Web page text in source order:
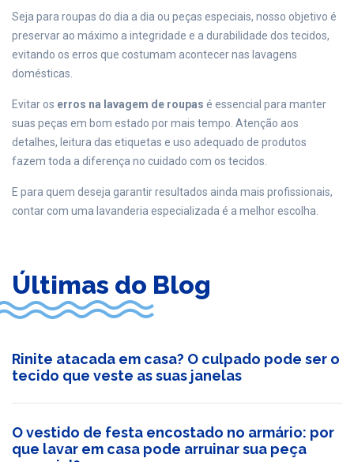
Seja para roupas do dia a dia ou peças especiais, nosso objetivo é
preservar ao máximo a integridade e a durabilidade dos tecidos,
evitando os erros que costumam acontecer nas lavagens
domésticas.
Evitar os erros na lavagem de roupas é essencial para manter
suas peças em bom estado por mais tempo. Atenção aos
detalhes, leitura das etiquetas e uso adequado de produtos
fazem toda a diferença no cuidado com os tecidos.
E para quem deseja garantir resultados ainda mais profissionais,
contar com uma lavanderia especializada é a melhor escolha.
Últimas do Blog
Rinite atacada em casa? O culpado pode ser o
tecido que veste as suas janelas
O vestido de festa encostado no armário: por
que lavar em casa pode arruinar sua peça